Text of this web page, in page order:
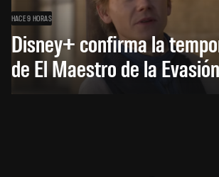
HACE 9 HORAS
Disney+ confirma la
de El Maestro de la Evasión